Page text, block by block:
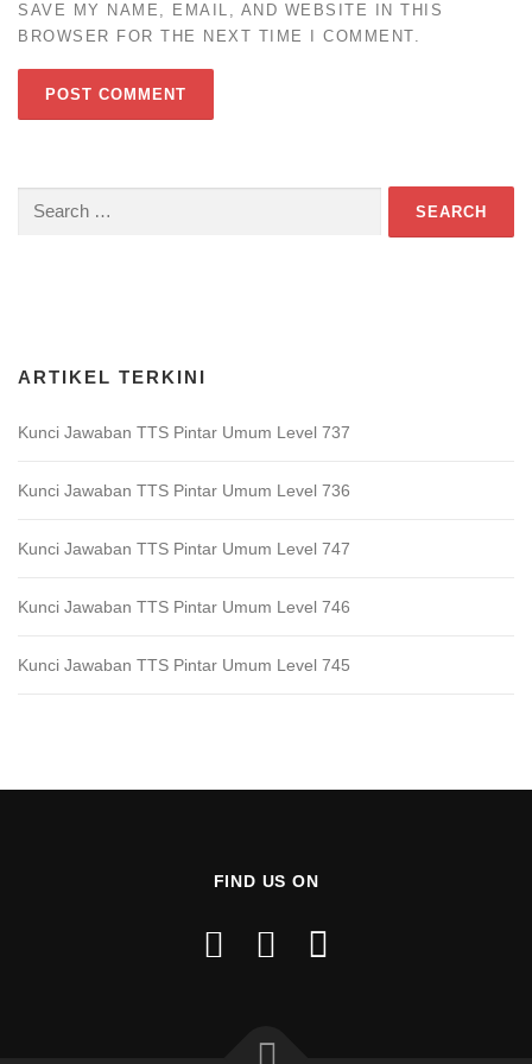
SAVE MY NAME, EMAIL, AND WEBSITE IN THIS
BROWSER FOR THE NEXT TIME I COMMENT.
Search
ARTIKEL TERKINI
Kunci Jawaban TTS Pintar Umum Level 737
Kunci Jawaban TTS Pintar Umum Level 736
Kunci Jawaban TTS Pintar Umum Level 747
Kunci Jawaban TTS Pintar Umum Level 746
Kunci Jawaban TTS Pintar Umum Level 745
FIND US ON